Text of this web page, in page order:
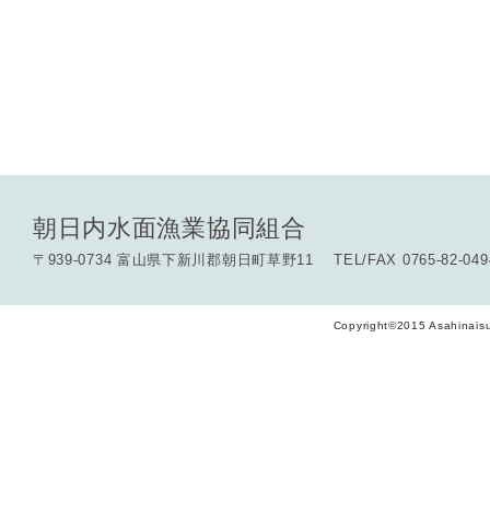
朝日内水面漁業協同組合
〒939-0734 富山県下新川郡朝日町草野11 TEL/FAX 0765-82-
Copyright©2015